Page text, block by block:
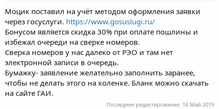
Моцик поставил на учёт методом оформления заявки
через госуслуги. https://www.gosuslugi.ru/
Бонусом является скидка 30% при оплате пошлины и
избежал очереди на сверке номеров.
Сверка номеров у нас далеко от РЭО и там нет
электронной записи в очередь.
Бумажку- заявление желательно заполнить заранее,
чтобы не делать этого на коленке. Бланк можно скачать
на сайте ГАИ.
Последнее редактирование: 16 Май 2019